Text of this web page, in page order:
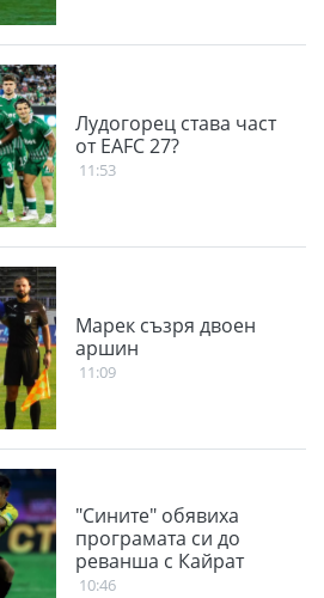
Лудогорец става част
от EAFC 27?
11:53
Марек съзря двоен
аршин
11:09
"Сините" обявиха
програмата си до
реванша с Кайрат
10:46